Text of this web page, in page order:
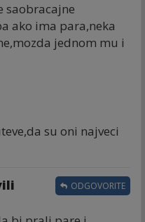
saobracajne
ako ima para,neka
jednom mu i
su oni najveci
ODGOVORITE